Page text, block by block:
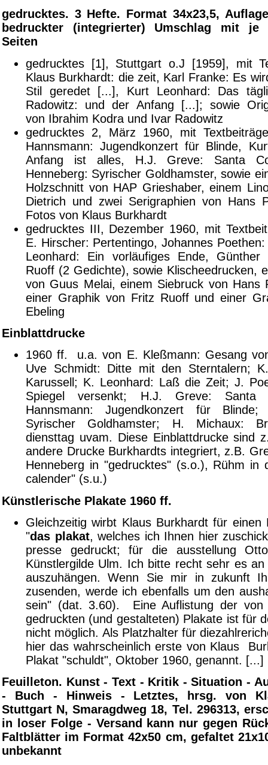
gedrucktes. 3 Hefte. Format 34x23,5,
bedruckter (integrierter) Umschlag mit je
Seiten
gedrucktes [1], Stuttgart o.J [1959], mit
Klaus Burkhardt: die zeit, Karl Franke: Es
Stil geredet [...], Kurt Leonhard: Das
Radowitz: und der Anfang [...]; sowie
von Ibrahim Kodra und Ivar Radowitz
gedrucktes 2, März 1960, mit
Hannsmann: Jugendkonzert für Blinde,
Anfang ist alles, H.J. Greve: Santa
Henneberg: Syrischer Goldhamster, sowie
Holzschnitt von HAP Grieshaber, einem
Dietrich und zwei Serigraphien von Hans
Fotos von Klaus Burkhardt
gedrucktes III, Dezember 1960, mit
E. Hirscher: Pertentingo, Johannes
Leonhard: Ein vorläufiges Ende,
Ruoff (2 Gedichte), sowie Klischeedrucken,
von Guus Melai, einem Siebruck von Hans
einer Graphik von Fritz Ruoff und einer
Ebeling
Einblattdrucke
1960 ff. u.a. von E. Kleßmann: Gesang
Uve Schmidt: Ditte mit den Sterntalern;
Karussell; K. Leonhard: Laß die Zeit; J.
Spiegel versenkt; H.J. Greve: Santa
Hannsmann: Jugendkonzert für
Syrischer Goldhamster; H. Michaux:
diensttag uvam. Diese Einblattdrucke sind
andere Drucke Burkhardts integriert, z.B.
Henneberg in "gedrucktes" (s.o.), Rühm in
calender" (s.u.)
Künstlerische Plakate 1960 ff.
Gleichzeitig wirbt Klaus Burkhardt für einen
"das plakat, welches ich Ihnen hier
presse gedruckt; für die ausstellung
Künstlergilde Ulm. Ich bitte recht sehr es
auszuhängen. Wenn Sie mir in zukunft
zusenden, werde ich ebenfalls um den
sein" (dat. 3.60). Eine Auflistung der von
gedruckten (und gestalteten) Plakate ist für
nicht möglich. Als Platzhalter für
hier das wahrscheinlich erste von Klaus
Plakat "schuldt", Oktober 1960, genannt. [...]
Feuilleton. Kunst - Text - Kritik - Situation -
- Buch - Hinweis - Letztes, hrsg. von
Stuttgart N, Smaragdweg 18, Tel. 296313,
in loser Folge - Versand kann nur gegen
Faltblätter im Format 42x50 cm, gefaltet
unbekannt